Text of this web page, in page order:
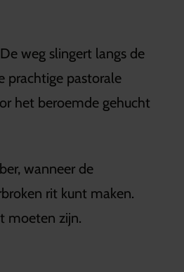
weg slingert langs de
prachtige pastorale
het beroemde gehucht
wanneer de
rit kunt maken.
moeten zijn.